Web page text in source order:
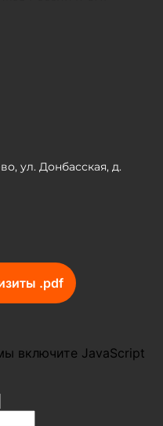
ул. Донбасская, д.
.pdf
включите JavaScript